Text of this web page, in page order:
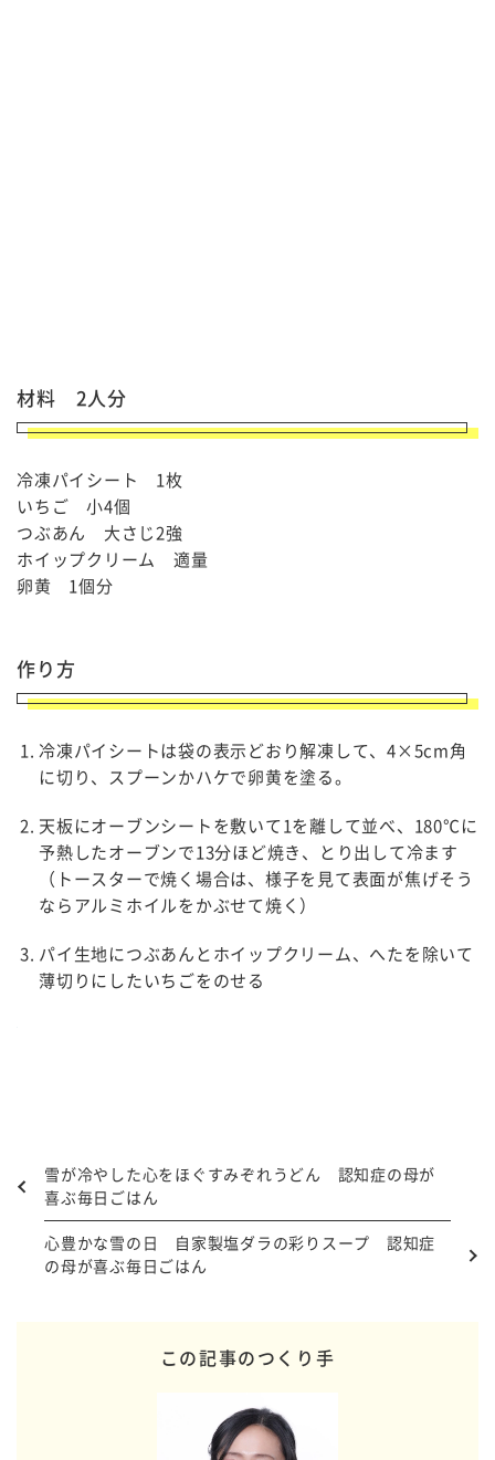
材料 2人分
冷凍パイシート 1枚
いちご 小4個
つぶあん 大さじ2強
ホイップクリーム 適量
卵黄 1個分
作り方
冷凍パイシートは袋の表示どおり解凍して、4×5cm角
に切り、スプーンかハケで卵黄を塗る。
天板にオーブンシートを敷いて1を離して並べ、180℃に
予熱したオーブンで13分ほど焼き、とり出して冷ます
（トースターで焼く場合は、様子を見て表面が焦げそう
ならアルミホイルをかぶせて焼く）
パイ生地につぶあんとホイップクリーム、へたを除いて
薄切りにしたいちごをのせる
雪が冷やした心をほぐすみぞれうどん 認知症の母が
喜ぶ毎日ごはん
心豊かな雪の日 自家製塩ダラの彩りスープ 認知症
の母が喜ぶ毎日ごはん
この記事のつくり手